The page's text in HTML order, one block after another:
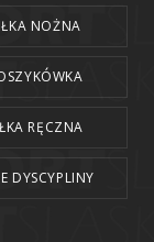
NOŻNA
RĘCZNA
DYSCYPLINY